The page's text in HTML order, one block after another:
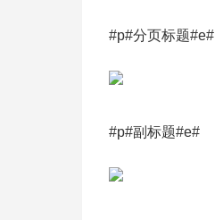
#p#分页标题#e#
#p#副标题#e#